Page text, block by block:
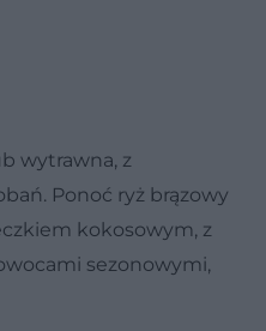
wytrawna, z
Ponoć ryż brązowy
kokosowym, z
sezonowymi,